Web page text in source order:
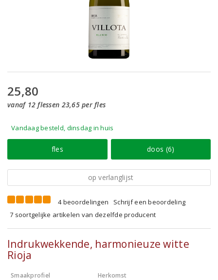
25,80
vanaf 12 flessen 23,65 per fles
Vandaag besteld, dinsdag in huis
fles doos (6)
op verlanglijst
4 beoordelingen
Schrijf een beoordeling
7 soortgelijke artikelen van dezelfde producent
Indrukwekkende, harmonieuze witte
Rioja
Smaakprofiel Herkomst